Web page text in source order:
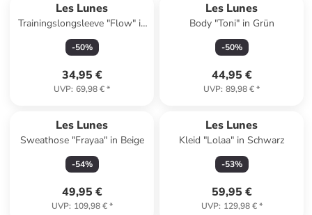
Les Lunes
Trainingslongsleeve "Flow" in
Schwarz
-50%
34,95 €
UVP: 69,98 €*
Les Lunes
Body "Toni" in Grün
-50%
44,95 €
UVP: 89,98 €*
Les Lunes
Sweathose "Frayaa" in Beige
-54%
49,95 €
UVP: 109,98 €*
Les Lunes
Kleid "Lolaa" in Schwarz
-53%
59,95 €
UVP: 129,98 €*